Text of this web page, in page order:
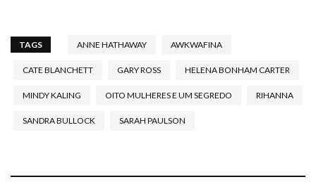
TAGS ANNE HATHAWAY AWKWAFINA
CATE BLANCHETT GARY ROSS HELENA BONHAM CARTER
MINDY KALING OITO MULHERES E UM SEGREDO RIHANNA
SANDRA BULLOCK SARAH PAULSON